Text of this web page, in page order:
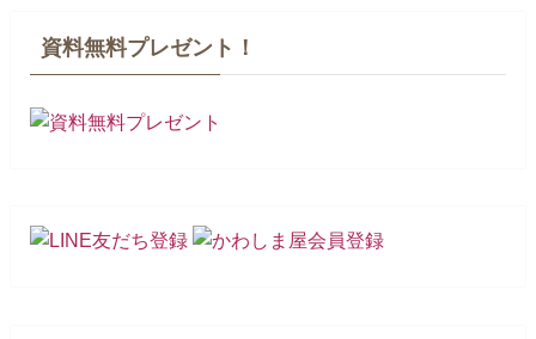
資料無料プレゼント！